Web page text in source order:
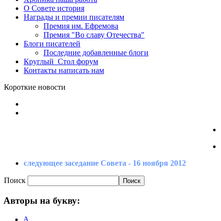
О Совете история
Награды и премии писателям
Премия им. Ефремова
Премия "Во славу Отечества"
Блоги писателей
Последние добавленные блоги
Круглый_Стол форум
Контакты написать нам
Короткие новости
следующее заседание Совета - 16 ноября 2012
Поиск
Авторы на букву: